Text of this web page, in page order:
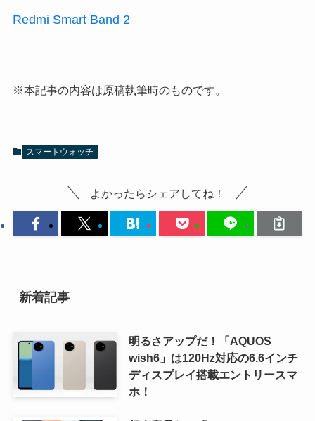
Redmi Smart Band 2
※本記事の内容は原稿執筆時のものです。
スマートウォッチ
よかったらシェアしてね！
新着記事
明るさアップだ！「AQUOS
wish6」は120Hz対応の6.6インチ
ディスプレイ搭載エントリースマ
ホ！